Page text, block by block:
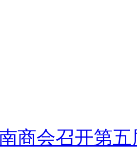
商会召开第